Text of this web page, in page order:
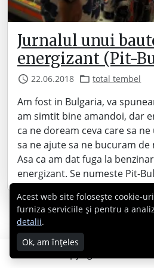
Jurnalul unui
energizant (Pit-
22.06.2018 total tembel
Am fost in Bulgaria, va
am simtit bine amandoi, dar
ca ne doream ceva care sa
sa ne ajute sa ne bucuram
Asa ca am dat fuga la
energizant. Se numeste Pit-
Copyright © 2007 -
Acest web site folosește cookie-
furniza serviciile și pentru a
detalii.
Ok, am înțeles